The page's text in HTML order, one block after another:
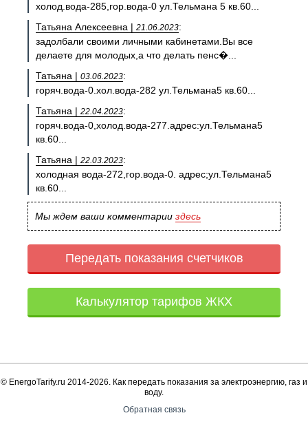
холод.вода-285,гор.вода-0 ул.Тельмана 5 кв.60...
Татьяна Алексеевна | 21.06.2023:
задолбали своими личными кабинетами.Вы все
делаете для молодых,а что делать пенс�...
Татьяна | 03.06.2023:
горяч.вода-0.хол.вода-282 ул.Тельмана5 кв.60...
Татьяна | 22.04.2023:
горяч.вода-0,холод.вода-277.адрес:ул.Тельмана5
кв.60...
Татьяна | 22.03.2023:
холодная вода-272,гор.вода-0. адрес;ул.Тельмана5
кв.60...
Мы ждем ваши комментарии здесь
Передать показания счетчиков
Калькулятор тарифов ЖКХ
© EnergoTarify.ru 2014-2026. Как передать показания за электроэнергию, газ и
воду.
Обратная связь